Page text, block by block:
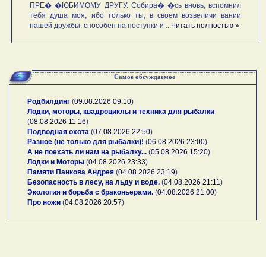
ПРЕ� �ЮБИМОМУ ДРУГУ. Собира� �сь вновь, вспомнил
тебя душа моя, ибо только ты, в своем возвеличи вании
нашей дружбы, способен на поступки и ... Читать полностью »
Самое обсуждаемое
Родбилдинг (09.08.2026 09:10)
Лодки, моторы, квадроциклы и техника для рыбалки
(08.08.2026 11:16)
Подводная охота (07.08.2026 22:50)
Разное (не только для рыбалки)! (06.08.2026 23:00)
А не поехать ли нам на рыбалку... (05.08.2026 15:20)
Лодки и Моторы (04.08.2026 23:33)
Памяти Панкова Андрея (04.08.2026 23:19)
Безопасность в лесу, на льду и воде. (04.08.2026 21:11 )
Экология и борьба с браконьерами. (04.08.2026 21:00)
Про ножи (04.08.2026 20:57)